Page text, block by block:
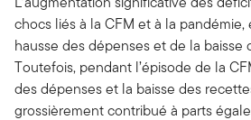
chocs liés à la CFM et à la pandémie,
hausse des dépenses et de la baisse
Toutefois, pendant l’épisode de la
des dépenses et la baisse des
grossièrement contribué à parts